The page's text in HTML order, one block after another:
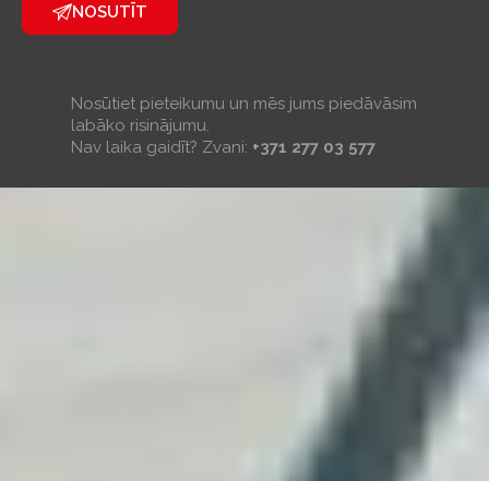
NOSUTĪT
Nosūtiet pieteikumu un mēs jums piedāvāsim
labāko risinājumu.
Nav laika gaidīt? Zvani: +371 277 03 577